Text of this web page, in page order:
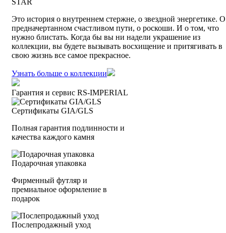
Это история о внутреннем стержне, о звездной энергетике. О
предначертанном счастливом пути, о роскоши. И о том, что
нужно блистать. Когда бы вы ни надели украшение из
коллекции, вы будете вызывать восхищение и притягивать в
свою жизнь все самое прекрасное.
Узнать больше о коллекции
Гарантия и сервис RS‑IMPERIAL
Сертификаты GIA/GLS
Полная гарантия подлинности и
качества каждого камня
Подарочная упаковка
Фирменный футляр и
премиальное оформление в
подарок
Послепродажный уход